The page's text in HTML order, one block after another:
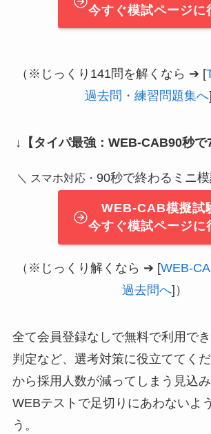
今すぐ模試ページに
（※じっくり141問を解くなら ➔ [
過去問・練習問題集へ
↓ 【タイパ最強：WEB-CAB90秒で
＼ スマホ対応・ 90秒で終わるミニ模
WEB-CAB模擬試
今すぐ模試ページに
（※じっくり解くなら ➔ [WEB-
過去問へ]）
全て会員登録なしで無料で利用で
判定など、選考対策に役立ててく
から採用人数が減ってしまう見込み
WEBテストで足切りにあわないよ
う。